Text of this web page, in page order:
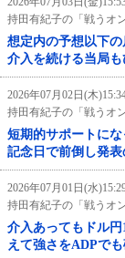
持田有紀子の「戦うオ
想定内の予想以下
介入を続ける当局
2026年07月02日(木
持田有紀子の「戦うオ
短期的サポートに
記念日で前倒し発
2026年07月01日(水
持田有紀子の「戦うオ
介入あってもドル
えて強さをADPで